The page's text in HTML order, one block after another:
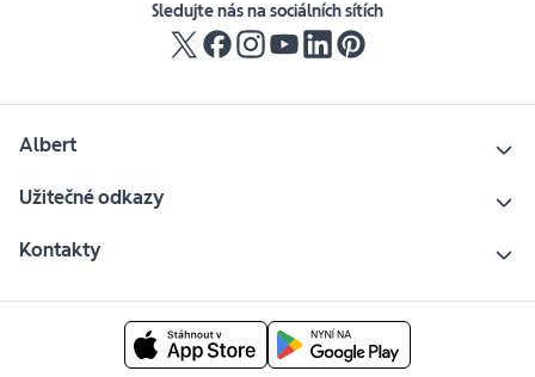
Sledujte nás na sociálních sítích
Albert
Užitečné odkazy
Kontakty